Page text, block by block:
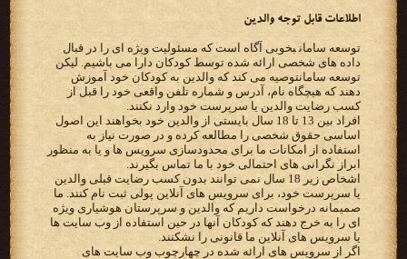
‫اطلاعات قابل توجه والدین‬
‫‪ توسعه سامان‬بخوبی آگاه است که مسئولیت ویژه ای را در قبال
توسعه سامان‬توصیه می کند که والدین به کودکان خود آموزش
دهند که هیچگاه نام، آدرس و شماره تلفن واقعی خود را قبل از
کسب‬ ‫رضایت والدین یا سرپرست خود وارد نکنند.‬
‫افراد بین 13 تا 18 سال بایستی از والدین خود بخواهند این اصول
‫استفاده از امکانات ما برای محدودسازی سرویس ها و یا به منظور
ابراز نگرانی های احتمالی خود با ما تماس بگیرند.‬
‫اشخاص زیر 18 سال نمی توانند بدون کسب رضایت قبلی والدین
یا سرپرست خود، برای سرویس های آنلاین پولی ثبت نام کنند.‬ ‫ما
صمیمانه درخواست داریم که والدین و سرپرستان هوشیاری ویژه
ای را به خرج دهند که کودکان آنها در حین استفاده از وب‬ ‫سایت ها
یا سرویس های آنلاین ما قانونی را نشکنند.‬
‫اگر از سرویس های ارائه شده در چهارچوب وب سایت های